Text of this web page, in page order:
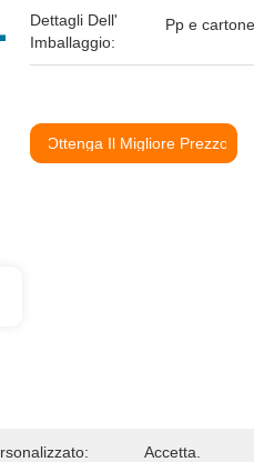
Dettagli Dell'
Imballaggio:
Pp e cartone
Ottenga Il Migliore Prezzo
Accetta.